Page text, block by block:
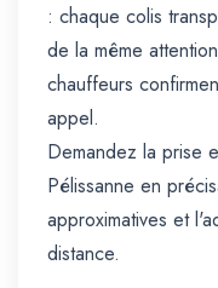
: chaque colis
de la même
chauffeurs
appel.
Demandez la prise
Pélissanne en
approximatives et
distance.